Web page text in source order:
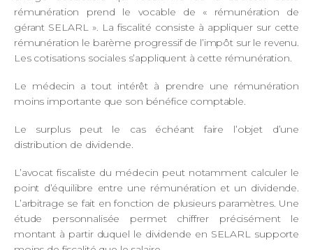
rémunération prend le vocable de « rémunération de
gérant SELARL ». La fiscalité consiste à appliquer sur cette
rémunération le barème progressif de l’impôt sur le revenu.
Les cotisations sociales s’appliquent à cette rémunération.
Le médecin a tout intérêt à prendre une rémunération
moins importante que son bénéfice comptable.
Le surplus peut le cas échéant faire l’objet d’une
distribution de dividende.
L’avocat fiscaliste du médecin peut notamment calculer le
point d’équilibre entre une rémunération et un dividende.
L’arbitrage se fait en fonction de plusieurs paramètres. Une
étude personnalisée permet chiffrer précisément le
montant à partir duquel le dividende en SELARL supporte